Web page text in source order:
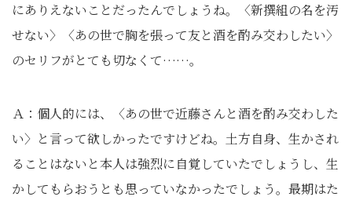
にありえないことだったんでしょうね。〈新撰組の名を汚
せない〉〈あの世で胸を張って友と酒を酌み交わしたい〉
のセリフがとても切なくて……｡
Ａ：個人的には、〈あの世で近藤さんと酒を酌み交わした
い〉と言って欲しかったですけどね。土方自身、生かされ
ることはないと本人は強烈に自覚していたでしょうし、生
かしてもらおうとも思っていなかったでしょう。最期はた